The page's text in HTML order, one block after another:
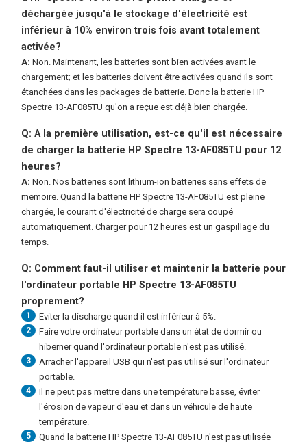
déchargée jusqu'à le stockage d'électricité est
inférieur à 10% environ trois fois avant totalement
activée?
A: Non. Maintenant, les batteries sont bien activées avant le
chargement; et les batteries doivent être activées quand ils sont
étanchées dans les packages de batterie. Donc la batterie HP
Spectre 13-AF085TU qu'on a reçue est déjà bien chargée.
Q: A la première utilisation, est-ce qu'il est nécessaire
de charger la batterie HP Spectre 13-AF085TU pour 12
heures?
A: Non. Nos batteries sont lithium-ion batteries sans effets de
memoire. Quand la batterie HP Spectre 13-AF085TU est pleine
chargée, le courant d'électricité de charge sera coupé
automatiquement. Charger pour 12 heures est un gaspillage du
temps.
Q: Comment faut-il utiliser et maintenir la batterie pour
l'ordinateur portable HP Spectre 13-AF085TU
proprement?
1 Eviter la discharge quand il est inférieur à 5%.
2
Faire votre ordinateur portable dans un état de dormir ou
hiberner quand l'ordinateur portable n'est pas utilisé.
3
Arracher l'appareil USB qui n'est pas utilisé sur l'ordinateur
portable.
4
Il ne peut pas mettre dans une température basse, éviter
l'érosion de vapeur d'eau et dans un véhicule de haute
température.
5 Quand la batterie HP Spectre 13-AF085TU n'est pas utilisée